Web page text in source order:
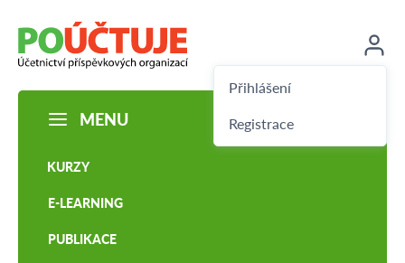
Přihlášení
Registrace
MENU
KURZY
E-LEARNING
PUBLIKACE